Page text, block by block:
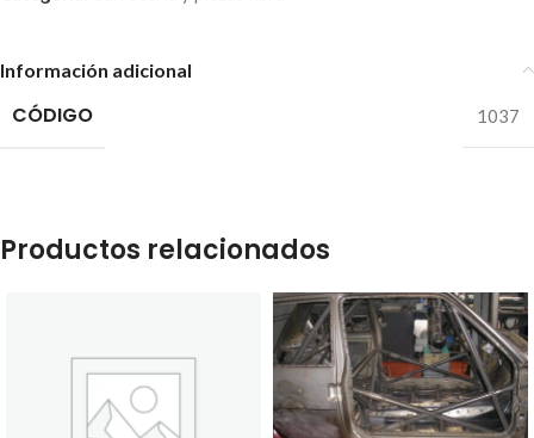
Información adicional
CÓDIGO 1037
Productos relacionados